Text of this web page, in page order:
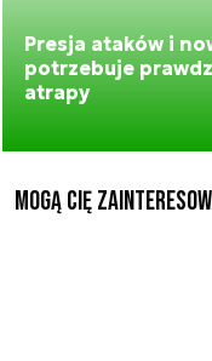
Presja ataków i
potrzebuje
atrapy
Mogą Cię